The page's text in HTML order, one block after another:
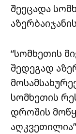
შეეცადა
“სომხეთის
შედეგად
სომხეთის
დროშის